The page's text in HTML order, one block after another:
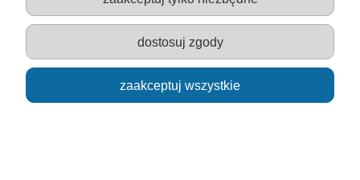
Bombardowanie Algieru
98,00 zł
powiadom o dostępności
dostosuj zgody
zaakceptuj wszystkie